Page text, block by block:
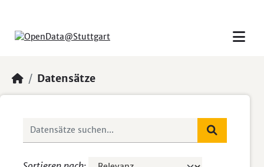
Datensätze